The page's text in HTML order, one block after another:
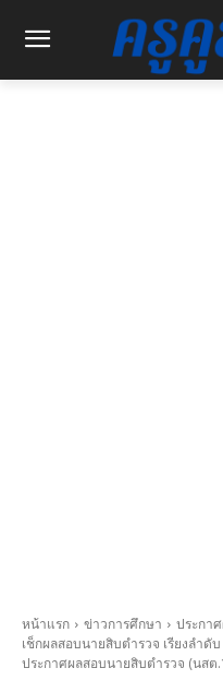
หน้าแรก ข่าวการศึกษา
ประกา
เช็กผลสอบนายสิบตำรวจ เรียงลำดั
ประกาศผลสอบนายสิบตำรวจ (นสต